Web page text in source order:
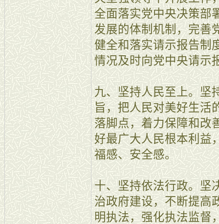
全面落实党中央决策部
发展的体制机制，完善
健全和落实请示报告制
情况及时向党中央请示
九、坚持人民至上。坚
旨，把人民对美好生活
落脚点，着力保障和改
好最广大人民根本利益
福感、安全感。
十、坚持依法行政。坚
治政府建设，不断提高
明执法，强化执法监督